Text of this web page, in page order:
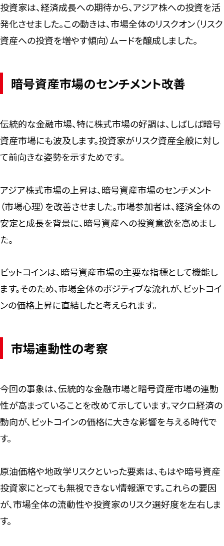
投資家は、経済成長への期待から、アジア株への投資を活
発化させました。この動きは、市場全体のリスクオン（リスク
資産への投資を増やす傾向）ムードを醸成しました。
暗号資産市場のセンチメント改善
伝統的な金融市場、特に株式市場の好調は、しばしば暗号
資産市場にも波及します。投資家がリスク資産全般に対し
て前向きな姿勢を示すためです。
アジア株式市場の上昇は、暗号資産市場のセンチメント
（市場心理）を改善させました。市場参加者は、経済全体の
安定と成長を背景に、暗号資産への投資意欲を高めまし
た。
ビットコインは、暗号資産市場の主要な指標として機能し
ます。そのため、市場全体のポジティブな流れが、ビットコイ
ンの価格上昇に直結したと考えられます。
市場連動性の考察
今回の事象は、伝統的な金融市場と暗号資産市場の連動
性が高まっていることを改めて示しています。マクロ経済の
動向が、ビットコインの価格に大きな影響を与える時代で
す。
原油価格や地政学リスクといった要素は、もはや暗号資産
投資家にとっても無視できない情報源です。これらの要因
が、市場全体の流動性や投資家のリスク選好度を左右しま
す。